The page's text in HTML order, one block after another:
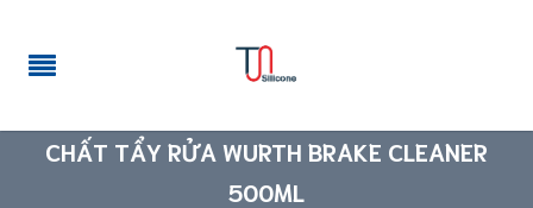
CHẤT TẨY RỬA WURTH BRAKE CLEANER
500ML